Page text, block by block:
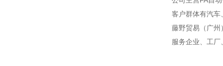
客户群体有汽车
藤野贸易（广州
服务企业、工